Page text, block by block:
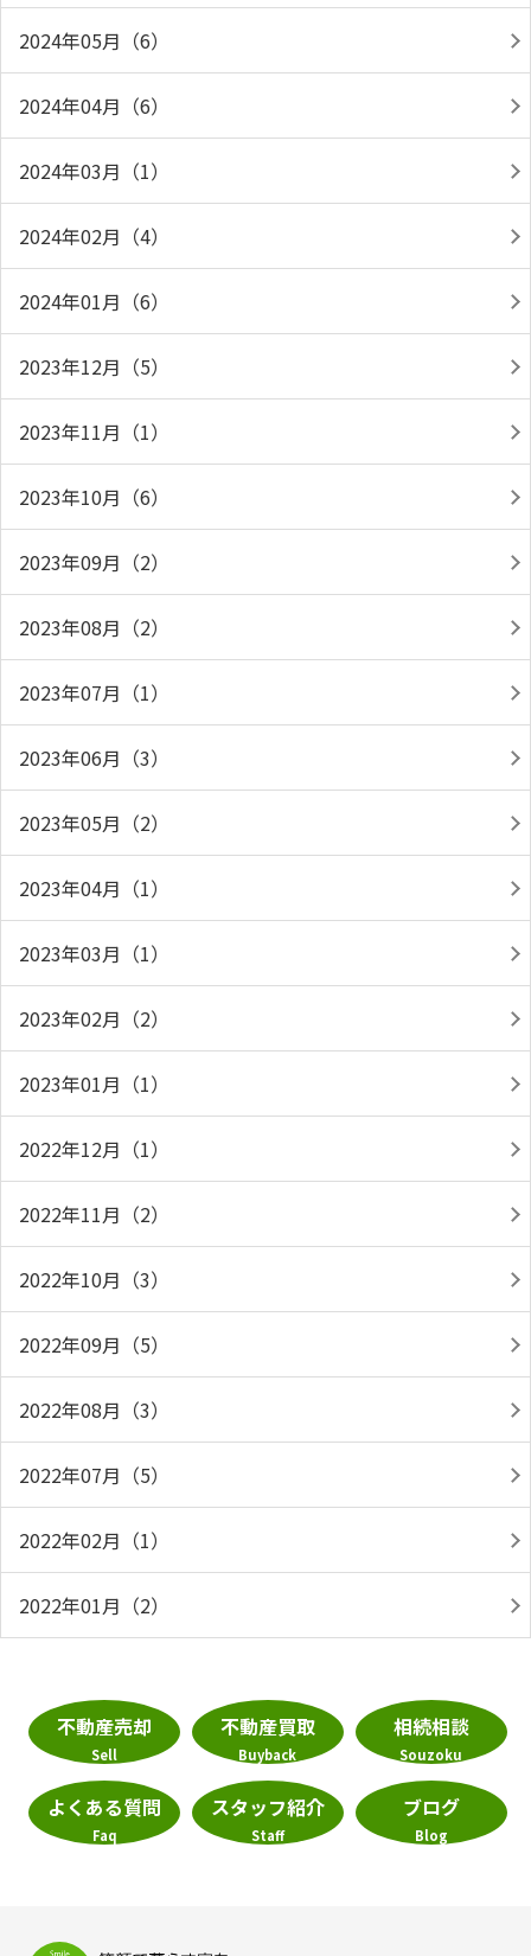
2024年05月（6）
2024年04月（6）
2024年03月（1）
2024年02月（4）
2024年01月（6）
2023年12月（5）
2023年11月（1）
2023年10月（6）
2023年09月（2）
2023年08月（2）
2023年07月（1）
2023年06月（3）
2023年05月（2）
2023年04月（1）
2023年03月（1）
2023年02月（2）
2023年01月（1）
2022年12月（1）
2022年11月（2）
2022年10月（3）
2022年09月（5）
2022年08月（3）
2022年07月（5）
2022年02月（1）
2022年01月（2）
不動産売却
Sell
不動産買取
Buyback
相続相談
Souzoku
よくある質問
Faq
スタッフ紹介
Staff
ブログ
Blog